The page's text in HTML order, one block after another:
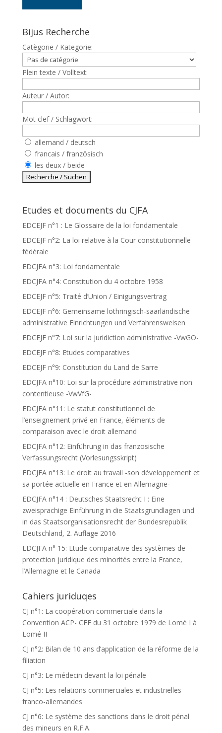
Bijus Recherche
Catègorie / Kategorie:
Plein texte / Volltext:
Auteur / Autor:
Mot clef / Schlagwort:
allemand / deutsch
francais / französisch
les deux / beide
Etudes et documents du CJFA
EDCEJF n°1 : Le Glossaire de la loi fondamentale
EDCEJF n°2: La loi relative à la Cour constitutionnelle
fédérale
EDCJFA n°3: Loi fondamentale
EDCJFA n°4: Constitution du 4 octobre 1958
EDCEJF n°5: Traité d’Union / Einigungsvertrag
EDCEJF n°6: Gemeinsame lothringisch-saarländische
administrative Einrichtungen und Verfahrensweisen
EDCEJF n°7: Loi sur la juridiction administrative -VwGO-
EDCEJF n°8: Etudes comparatives
EDCEJF n°9: Constitution du Land de Sarre
EDCJFA n°10: Loi sur la procédure administrative non
contentieuse -VwVfG-
EDCJFA n°11: Le statut constitutionnel de
l’enseignement privé en France, éléments de
comparaison avec le droit allemand
EDCJFA n°12: Einführung in das französische
Verfassungsrecht (Vorlesungsskript)
EDCJFA n°13: Le droit au travail -son développement et
sa portée actuelle en France et en Allemagne-
EDCJFA n°14 : Deutsches Staatsrecht I : Eine
zweisprachige Einführung in die Staatsgrundlagen und
in das Staatsorganisationsrecht der Bundesrepublik
Deutschland, 2. Auflage 2016
EDCJFA n° 15: Etude comparative des systèmes de
protection juridique des minorités entre la France,
l’Allemagne et le Canada
Cahiers juriduqes
CJ n°1: La coopération commerciale dans la
Convention ACP- CEE du 31 octobre 1979 de Lomé I à
Lomé II
CJ n°2: Bilan de 10 ans d’application de la réforme de la
filiation
CJ n°3: Le médecin devant la loi pénale
CJ n°5: Les relations commerciales et industrielles
franco-allemandes
CJ n°6: Le système des sanctions dans le droit pénal
des mineurs en R.F.A.